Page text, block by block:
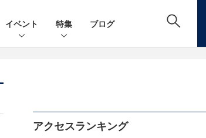
イベント 特集 ブログ
アクセスランキング